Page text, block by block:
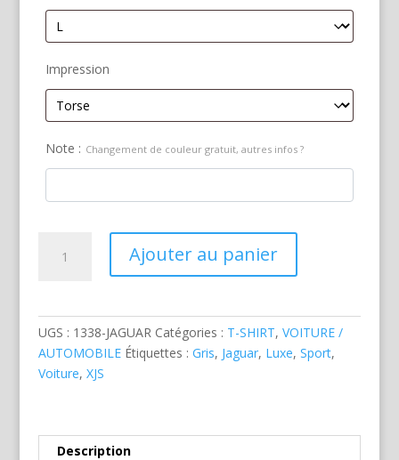
Impression
Note : Changement de couleur gratuit, autres infos ?
Ajouter au panier
UGS : 1338-JAGUAR Catégories : T-SHIRT, VOITURE /
AUTOMOBILE Étiquettes : Gris, Jaguar, Luxe, Sport,
Voiture, XJS
Description